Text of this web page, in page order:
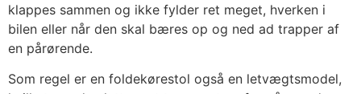
klappes sammen og ikke fylder ret meget, hverken i
bilen eller når den skal bæres op og ned ad trapper af
en pårørende.
Som regel er en foldekørestol også en letvægtsmodel,